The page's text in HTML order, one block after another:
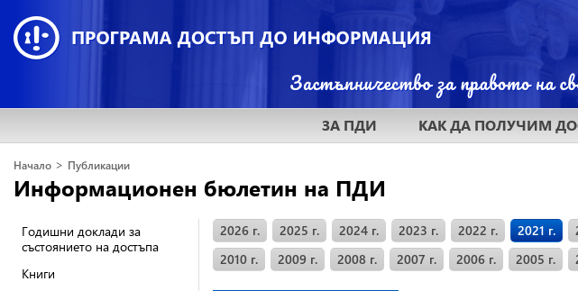
ЗА ПДИ КАК ДА ПОЛУЧИМ
Начало > Публикации
Информационен бюлетин на ПДИ
Годишни доклади за
състоянието на достъпа
Книги
2026 г. 2025 г. 2024 г. 2023 г. 2022 г. 2021 г.
2010 г.
2009 г. 2008 г. 2007 г. 2006 г. 2005 г.